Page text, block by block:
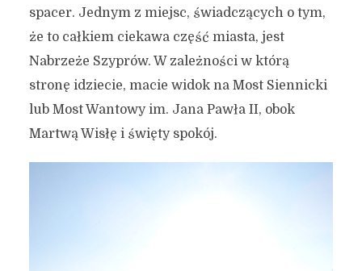
nieciekawe, w praktyce
WSPANIAŁE!
29 lipca 2018
4 min czytania
Autor:Kamil Sulewski
spacer. Jednym z miejsc, świadczących o tym,
że to całkiem ciekawa część miasta, jest
Nabrzeże Szyprów. W zależności w którą
stronę idziecie, macie widok na Most Siennicki
lub Most Wantowy im. Jana Pawła II, obok
Martwą Wisłę i święty spokój.